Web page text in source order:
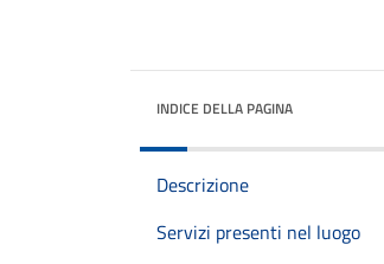
INDICE DELLA PAGINA
Descrizione
Servizi presenti nel luogo